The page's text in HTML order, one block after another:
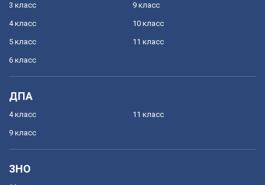
3 класс
4 класс
5 класс
6 класс
9 класс
10 класс
11 класс
ДПА
4 класс
9 класс
11 класс
ЗНО